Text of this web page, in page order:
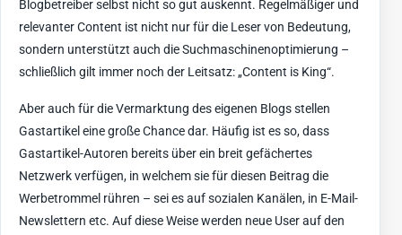
Blogbetreiber selbst nicht so gut auskennt. Regelmäßiger und
relevanter Content ist nicht nur für die Leser von Bedeutung,
sondern unterstützt auch die Suchmaschinenoptimierung –
schließlich gilt immer noch der Leitsatz: „Content is King“.
Aber auch für die Vermarktung des eigenen Blogs stellen
Gastartikel eine große Chance dar. Häufig ist es so, dass
Gastartikel-Autoren bereits über ein breit gefächertes
Netzwerk verfügen, in welchem sie für diesen Beitrag die
Werbetrommel rühren – sei es auf sozialen Kanälen, in E-Mail-
Newslettern etc. Auf diese Weise werden neue User auf den